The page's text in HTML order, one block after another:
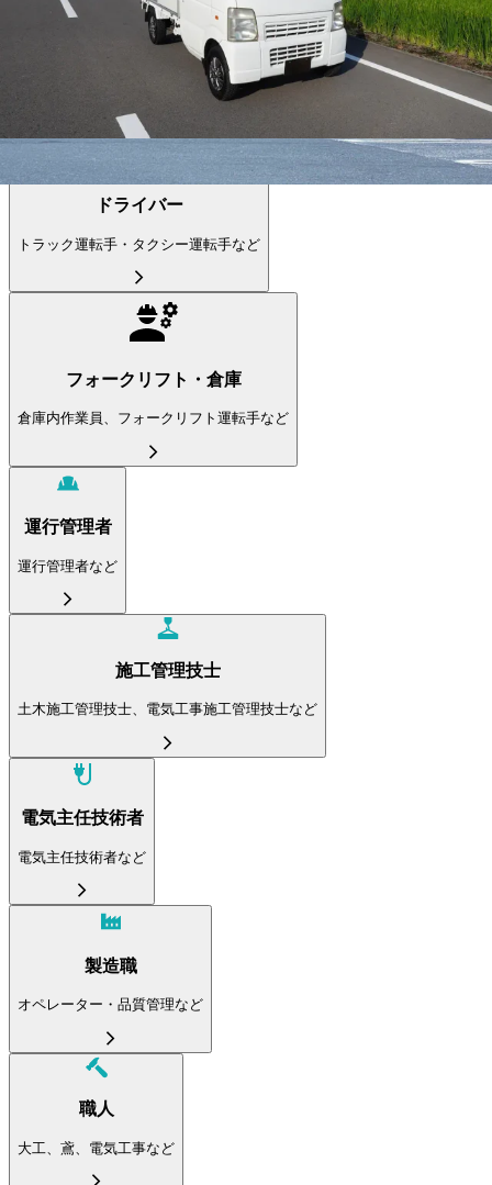
職種から求人を探す
ドライバー
トラック運転手・タクシー運転手など
フォークリフト・倉庫
倉庫内作業員、フォークリフト運転手など
運行管理者
運行管理者など
施工管理技士
土木施工管理技士、電気工事施工管理技士など
電気主任技術者
電気主任技術者など
製造職
オペレーター・品質管理など
職人
大工、鳶、電気工事など